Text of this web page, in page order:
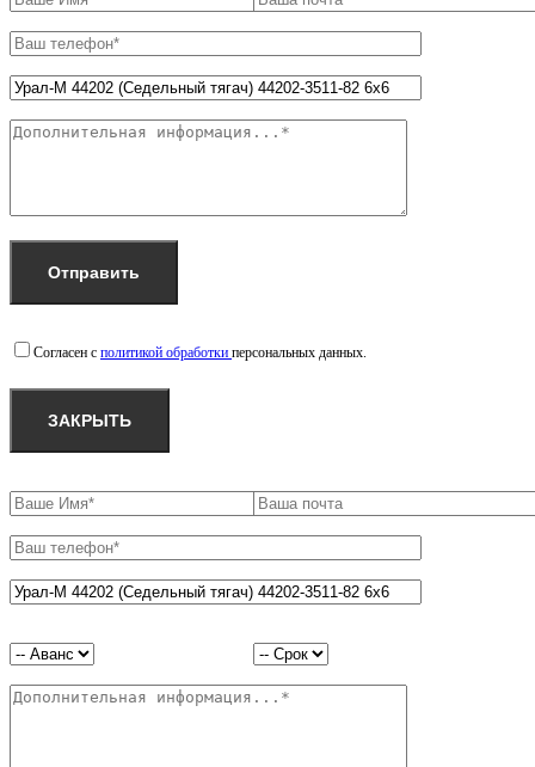
Согласен с политикой обработки персональных данных.
ЗАКРЫТЬ